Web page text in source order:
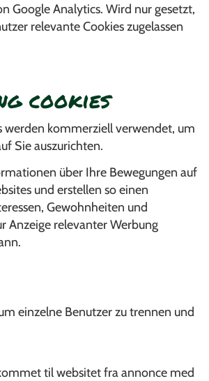
Google Analytics. Wird nur gesetzt,
relevante Cookies zugelassen
cookies
werden kommerziell verwendet, um
Sie auszurichten.
über Ihre Bewegungen auf
und erstellen so einen
Gewohnheiten und
Anzeige relevanter Werbung
einzelne Benutzer zu trennen und
til websitet fra annonce med